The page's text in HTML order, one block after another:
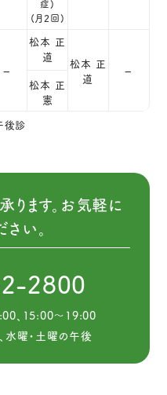
症)
(月2回)
–
松本 正
道
松本 正
憲
松本 正
道
–
後診
ます。お気軽に
い。
2800
、15:00～19:00
水曜・土曜の午後